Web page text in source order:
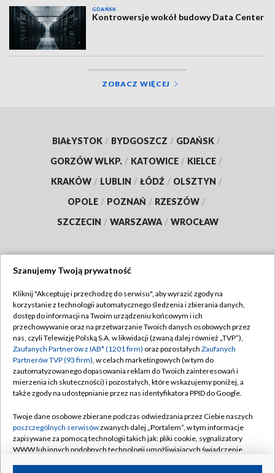
GDAŃSK
Kontrowersje wokół budowy Data Center
ZOBACZ WIĘCEJ
BIAŁYSTOK / BYDGOSZCZ / GDAŃSK /
GORZÓW WLKP. / KATOWICE / KIELCE /
KRAKÓW / LUBLIN / ŁÓDŹ / OLSZTYN /
OPOLE / POZNAŃ / RZESZÓW /
SZCZECIN / WARSZAWA / WROCŁAW
TVP
Abonament TVP
Emisja w TVP
Centrum informacji TVP
Naziemna Telewizja Cyfrowa
Rada Programowa
System NOS
Informacje o nadawcy
Regulamin TVP
Polityka prywatności
Moje zgody
Pomoc
Kontakt
Kanały
Szanujemy Twoją prywatność
Kliknij "Akceptuję i przechodzę do serwisu", aby wyrazić zgody na
korzystanie z technologii automatycznego śledzenia i zbierania danych,
dostęp do informacji na Twoim urządzeniu końcowym i ich
przechowywanie oraz na przetwarzanie Twoich danych osobowych przez
nas, czyli Telewizję Polską S.A. w likwidacji (zwaną dalej również „TVP”),
Zaufanych Partnerów z IAB* (1201 firm) oraz pozostałych Zaufanych
Partnerów TVP (93 firm), w celach marketingowych (w tym do
zautomatyzowanego dopasowania reklam do Twoich zainteresowań i
mierzenia ich skuteczności) i pozostałych, które wskazujemy poniżej, a
także zgody na udostępnianie przez nas identyfikatora PPID do Google.
Twoje dane osobowe zbierane podczas odwiedzania przez Ciebie naszych
poszczególnych serwisówzwanych dalej „Portalem”, w tym informacje
zapisywane za pomocą technologii takich jak: pliki cookie, sygnalizatory
WWW lub innych podobnych technologii umożliwiających świadczenie